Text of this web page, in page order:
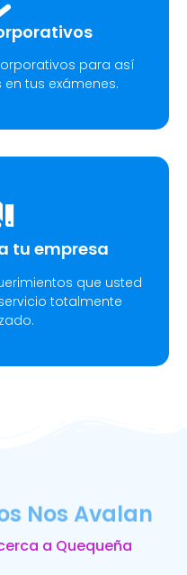
para así
tus exámenes.
tu empresa
que usted
totalmente
Nos Avalan
a Quequeña